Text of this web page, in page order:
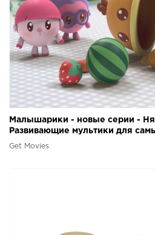
Малышарики - новые серии -
Развивающие мультики для
Get Movies